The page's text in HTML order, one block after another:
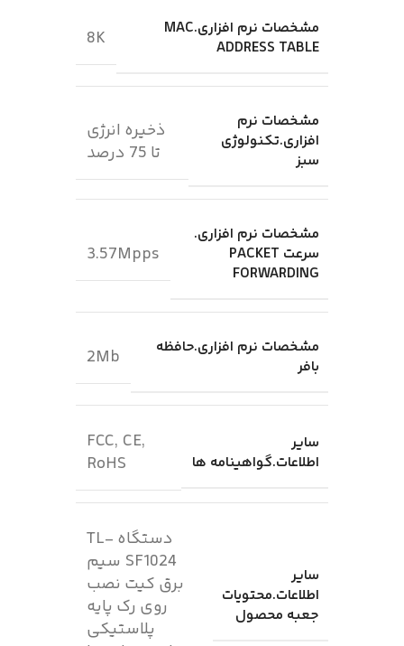
مشخصات نرم افزاری.MAC
ADDRESS TABLE
8K
مشخصات نرم
افزاری.تکنولوژی
سبز
ذخیره انرژی
تا 75 درصد
مشخصات نرم افزاری.
سرعت PACKET
FORWARDING
3.57Mpps
مشخصات نرم افزاری.حافظه
بافر
2Mb
سایر
اطلاعات.گواهینامه ها
FCC, CE,
RoHS
سایر
اطلاعات.محتویات
جعبه محصول
دستگاه TL-
SF1024 سیم
برق کیت نصب
روی رک پایه
پلاستیکی